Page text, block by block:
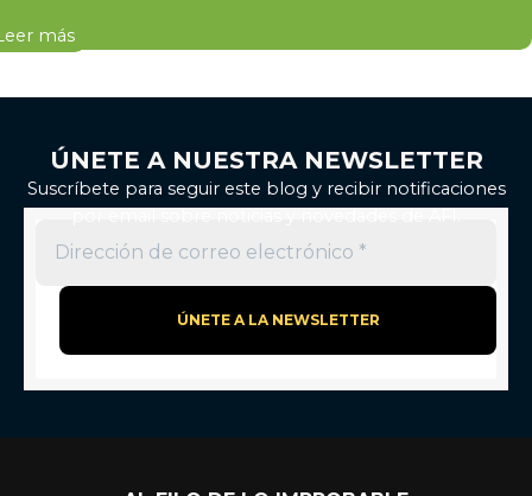
más
ÚNETE A NUESTRA NEWSLETTER
Suscríbete para seguir este blog y recibir notificaciones